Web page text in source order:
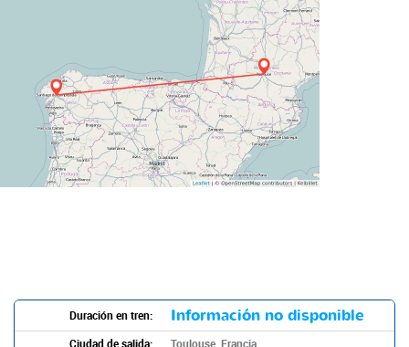
Duración en tren: Información no disponible
Ciudad de salida: Toulouse, Francia